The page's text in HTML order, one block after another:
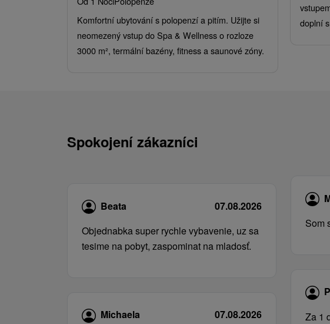
Komfortní ubytování s polopenzí a pitím. Užijte si
neomezený vstup do Spa & Wellness o rozloze
3000 m², termální bazény, fitness a saunové zóny.
doplní
Spokojení zákazníci
Beata
07.08.2026
Objednabka super rychle vybavenie, uz sa
tesime na pobyt, zaspominat na mladosť.
Michaela
07.08.2026
Som
Za 1